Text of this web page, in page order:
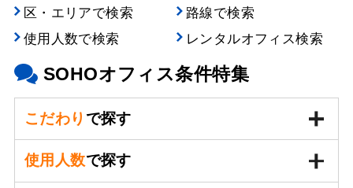
区・エリアで検索
路線で検索
使用人数で検索
レンタルオフィス検索
SOHOオフィス条件特集
こだわり で探す
使用人数で探す